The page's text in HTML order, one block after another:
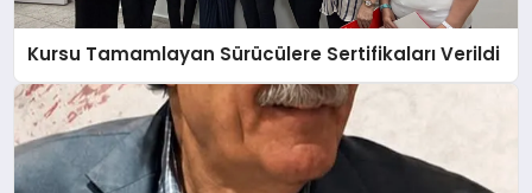
Kursu Tamamlayan Sürücülere Sertifikaları Verildi